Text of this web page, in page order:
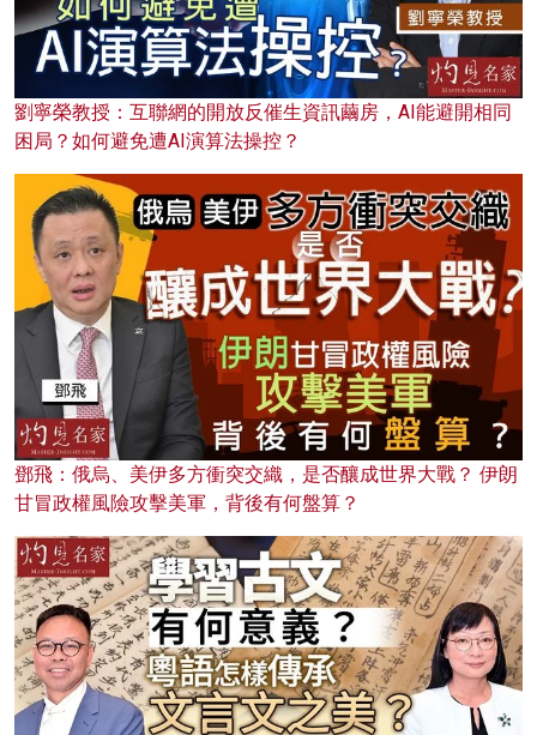
劉寧榮教授：互聯網的開放反催生資訊繭房，AI能避開相同
困局？如何避免遭AI演算法操控？
鄧飛：俄烏、美伊多方衝突交織，是否釀成世界大戰？ 伊朗
甘冒政權風險攻擊美軍，背後有何盤算？